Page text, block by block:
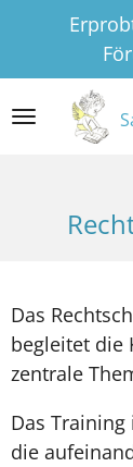
Hauptinhalt
springen
Das
begleitet die
zentrale
Das
die